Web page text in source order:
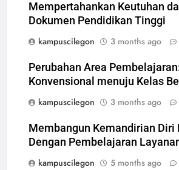
Mempertahankan Keutuhan
Dokumen Pendidikan Tinggi
kampuscilegon
3 months ago
Perubahan Area
Konvensional menuju Kelas
kampuscilegon
3 months ago
Membangun Kemandirian Diri
Dengan Pembelajaran
kampuscilegon
5 months ago